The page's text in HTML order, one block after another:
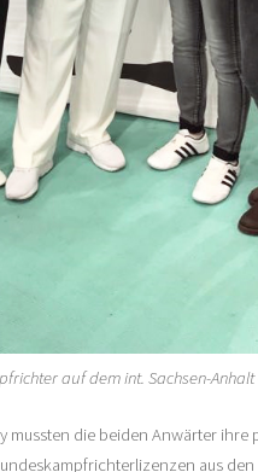
auf dem int. Sachsen-Anhalt
die beiden Anwärter
aus